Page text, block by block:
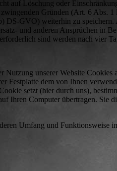
auf Löschung oder
zwingenden Gründen (Art. 6 Abs.
DS-GVO) weiterhin zu speichern.
und anderen Ansprüchen in
sind werden nach vier
Nutzung unserer Website
Festplatte dem von Ihnen
setzt (hier durch uns),
Ihren Computer übertragen. Sie
Umfang und Funktionsweise